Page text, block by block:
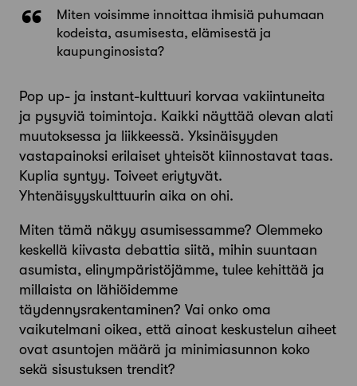
Miten voisimme innoittaa ihmisiä puhumaan
kodeista, asumisesta, elämisestä ja
kaupunginosista?
Pop up- ja instant-kulttuuri korvaa vakiintuneita
ja pysyviä toimintoja. Kaikki näyttää olevan alati
muutoksessa ja liikkeessä. Yksinäisyyden
vastapainoksi erilaiset yhteisöt kiinnostavat taas.
Kuplia syntyy. Toiveet eriytyvät.
Yhtenäisyyskulttuurin aika on ohi.
Miten tämä näkyy asumisessamme? Olemmeko
keskellä kiivasta debattia siitä, mihin suuntaan
asumista, elinympäristöjämme, tulee kehittää ja
millaista on lähiöidemme
täydennysrakentaminen? Vai onko oma
vaikutelmani oikea, että ainoat keskustelun aiheet
ovat asuntojen määrä ja minimiasunnon koko
sekä sisustuksen trendit?